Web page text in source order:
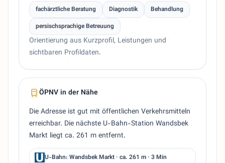
fachärztliche Beratung Diagnostik
Behandlung
persischsprachige Betreuung
Orientierung aus Kurzprofil, Leistungen und
sichtbaren Profildaten.
ÖPNV in der Nähe
Die Adresse ist gut mit öffentlichen Verkehrsmitteln
erreichbar. Die nächste U-Bahn-Station Wandsbek
Markt liegt ca. 261 m entfernt.
U-Bahn: Wandsbek Markt · ca. 261 m · 3 Min